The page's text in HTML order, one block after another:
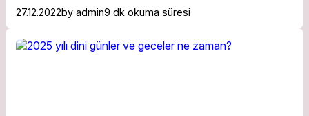
27.12.2022by admin9 dk okuma süresi